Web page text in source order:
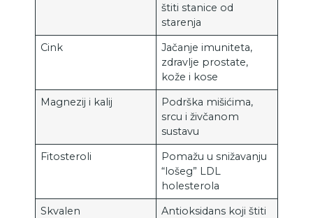
štiti stanice od
starenja
Cink
Jačanje imuniteta,
zdravlje prostate,
kože i kose
Magnezij i kalij
Podrška mišićima,
srcu i živčanom
sustavu
Fitosteroli
Pomažu u snižavanju
“lošeg” LDL
holesterola
Skvalen
Antioksidans koji štiti